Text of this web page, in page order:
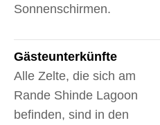
Sonnenschirmen.
Gäste­unterkünfte
Alle Zelte, die sich am
Rande Shinde Lagoon
befinden, sind in den